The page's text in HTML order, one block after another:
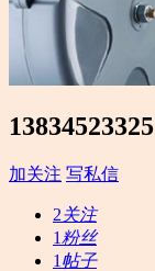
13834523325
加关注 写私信
2关注
1 粉丝
1 帖子